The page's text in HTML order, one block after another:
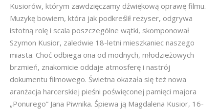
Kusiorów, którym zawdzięczamy dźwiękową oprawę filmu.
Muzykę bowiem, która jak podkreślił reżyser, odgrywa
istotną rolę i scala poszczególne wątki, skomponował
Szymon Kusior, zaledwie 18-letni mieszkaniec naszego
miasta. Choć odbiega ona od modnych, młodzieżowych
brzmień, znakomicie oddaje atmosferę i nastrój
dokumentu filmowego. Świetna okazała się też nowa
aranżacja harcerskiej pieśni poświęconej pamięci majora
„Ponurego” Jana Piwnika. Śpiewa ją Magdalena Kusior, 16-